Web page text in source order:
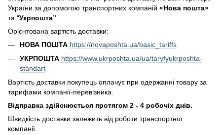
України за допомогою транспортних компаній «Нова пошта»
та “Укрпошта”
Орієнтована вартість доставки:
НОВА ПОШТА https://novaposhta.ua/basic_tariffs
УКРПОШТА https://www.ukrposhta.ua/ua/taryfyukrposhta-
standart
Вартість доставки покупець оплачує при одержанні товару за
тарифами компанії-перевізника.
Відправка здійснюється протягом 2 - 4 робочіх днів.
Швидкість доставки залежить від роботи транспортної
компанії.